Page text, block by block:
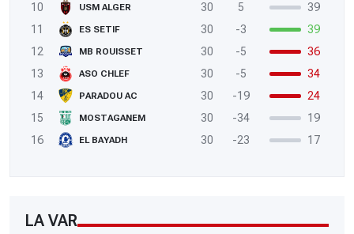
10
USM ALGER 30 5
39
11
ES SETIF 30 -3
39
12
MB ROUISSET 30 -5
36
13
ASO CHLEF 30 -5
34
14
PARADOU AC 30 -19
24
15
MOSTAGANEM 30 -34
19
16
EL BAYADH 30 -23 17
LA VAR